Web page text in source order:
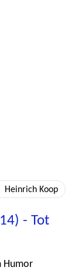
Heinrich Koop
- Tot
Humor